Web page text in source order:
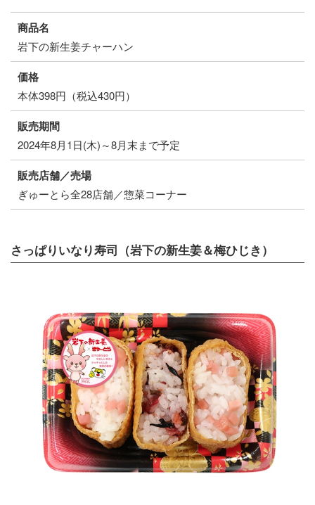
商品名
岩下の新生姜チャーハン
価格
本体398円（税込430円）
販売期間
2024年8月1日(木)～8月末まで予定
販売店舗／売場
ぎゅーとら全28店舗／惣菜コーナー
さっぱりいなり寿司（岩下の新生姜＆梅ひじき）